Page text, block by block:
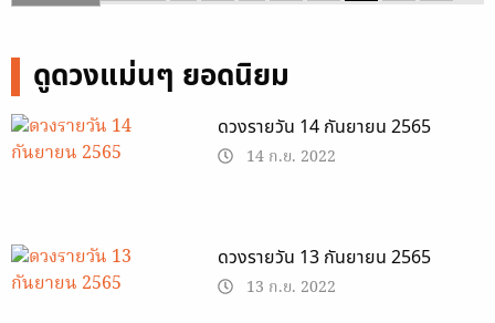
ดูดวงแม่นๆ ยอดนิยม
ดวงรายวัน 14 กันยายน 2565
14 ก.ย. 2022
ดวงรายวัน 13 กันยายน 2565
13 ก.ย. 2022